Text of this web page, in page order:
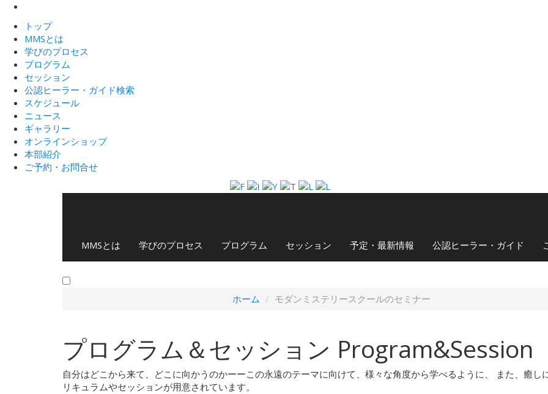
トップ
MMSとは
学びのプロセス
プログラム
セッション
公認ヒーラー・ガイド検索
スケジュール
ニュース
ギャラリー
オンラインショップ
本部紹介
ご予約・お問合せ
MMSとは 学びのプロセス プログラム セッション 予定・最新情報 公認ヒーラー・ガイド
ホーム モダンミステリースクールのセミナー
プログラム＆セッション Program&Session
自分はどこから来て、どこに向かうのかーーこの永遠のテーマに向けて、様々な角度から学べるように、 また、癒
リキュラムやセッションが用意されています。